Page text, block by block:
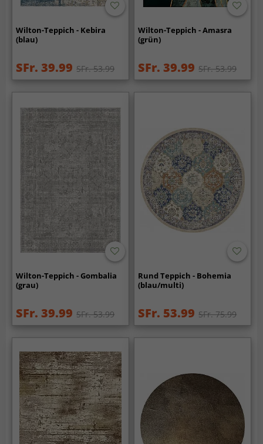
Wilton-Teppich - Kebira
(blau)
SFr. 39.99 SFr. 53.99
Wilton-Teppich - Amasra
(grün)
SFr. 39.99 SFr. 53.99
Wilton-Teppich - Gombalia
(grau)
SFr. 39.99 SFr. 53.99
Rund Teppich - Bohemia
(blau/multi)
SFr. 53.99 SFr. 75.99